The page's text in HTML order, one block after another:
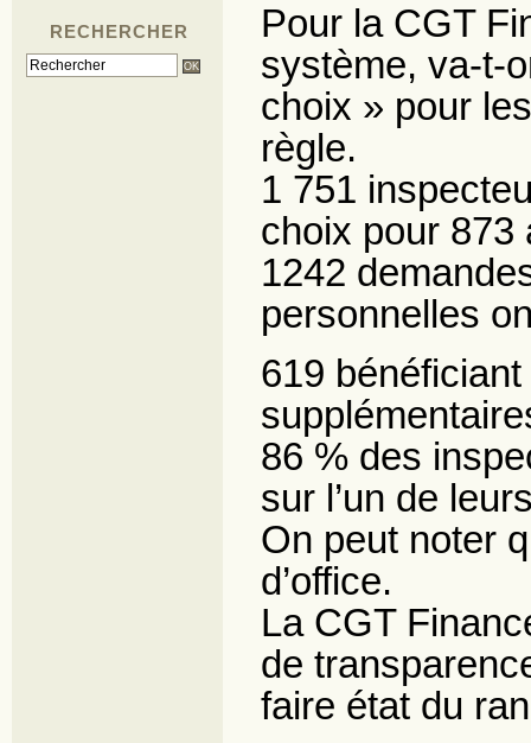
RECHERCHER
Pour la CGT
système, va-t-
choix » pour
règle.
1 751
choix pour 873
1242
personnelles
619
86 % des
sur l’un de
On peut noter
d’office.
La CGT
de
faire état du